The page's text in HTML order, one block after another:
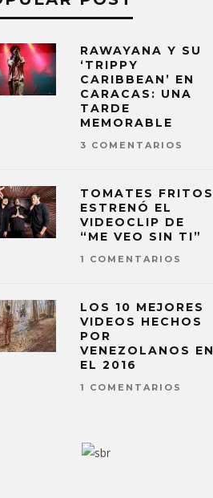
RAWAYANA Y SU
‘TRIPPY
CARIBBEAN’ EN
CARACAS: UNA
TARDE
MEMORABLE
3 COMENTARIOS
TOMATES FRITOS
ESTRENÓ EL
VIDEOCLIP DE
“ME VEO SIN TI”
1 COMENTARIOS
LOS 10 MEJORES
VIDEOS HECHOS
POR
VENEZOLANOS EN
EL 2016
1 COMENTARIOS